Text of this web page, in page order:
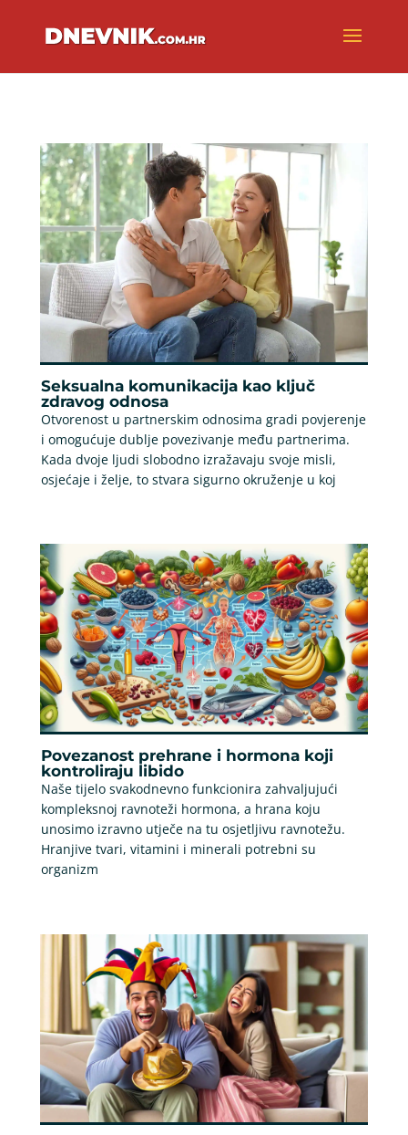
Seksualna komunikacija kao ključ
zdravog odnosa
Otvorenost u partnerskim odnosima gradi povjerenje
i omogućuje dublje povezivanje među partnerima.
Kada dvoje ljudi slobodno izražavaju svoje misli,
osjećaje i želje, to stvara sigurno okruženje u koj
Povezanost prehrane i hormona koji
kontroliraju libido
Naše tijelo svakodnevno funkcionira zahvaljujući
kompleksnoj ravnoteži hormona, a hrana koju
unosimo izravno utječe na tu osjetljivu ravnotežu.
Hranjive tvari, vitamini i minerali potrebni su
organizm